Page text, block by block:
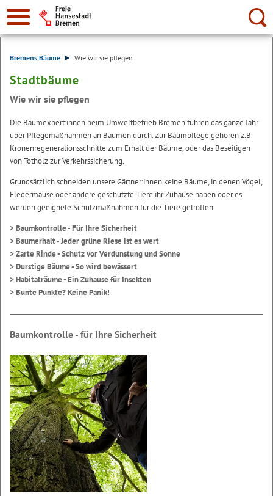
Suche:
Bremens Bäume Wie wir sie pflegen
Stadtbäume
Wie wir sie pflegen
Die Baumexpert:innen beim Umweltbetrieb Bremen führen das ganze Jahr
über Pflegemaßnahmen an Bäumen durch. Zur Baumpflege gehören z.B.
Kronenregenerationsschnitte zum Erhalt der Bäume, oder das Beseitigen
von Totholz zur Verkehrssicherung.
Grundsätzlich schneiden unsere Gärtner:innen keine Bäume, in denen Vögel,
Fledermäuse oder andere geschützte Tiere ihr Zuhause haben oder es
werden geeignete Schutzmaßnahmen für die Tiere getroffen.
> Baumkontrolle - Für Ihre Sicherheit
> Baumerhalt - Jeder grüne Riese ist es wert
> Zarte Rinde - Schutz vor Verdunstung und Sonne
> Durstige Bäume - So wird bewässert
> Habitaträume - Ein Zuhause für Insekten
> Bunte Punkte? Keine Panik!
Baumkontrolle - für Ihre Sicherheit